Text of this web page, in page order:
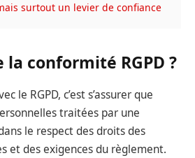
surtout un levier de confiance
la conformité RGPD ?
le RGPD, c’est s’assurer que
traitées par une
le respect des droits des
et des exigences du règlement.